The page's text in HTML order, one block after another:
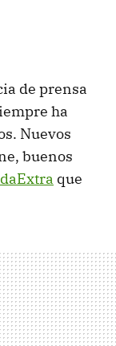
de prensa
ha
Nuevos
buenos
que